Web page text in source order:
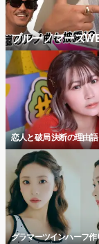
ブルーノマーズ
恋人と破局 決断の理由
グラマーツインハーフ作